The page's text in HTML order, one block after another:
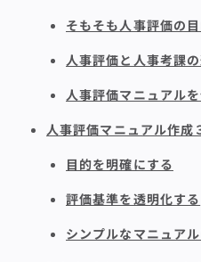
そもそも人事評価の
人事評価と人事考課
人事評価マニュアル
人事評価マニュアル作成
目的を明確にする
評価基準を透明化する
シンプルなマニュア